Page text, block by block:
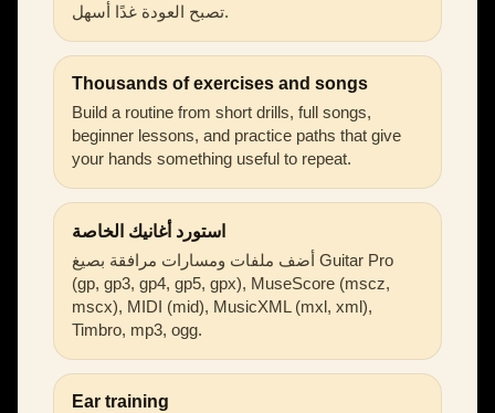
تصبح العودة غدًا أسهل.
Thousands of exercises and songs
Build a routine from short drills, full songs,
beginner lessons, and practice paths that give
your hands something useful to repeat.
استورد أغانيك الخاصة
أضف ملفات ومسارات مرافقة بصيغ Guitar Pro
(gp, gp3, gp4, gp5, gpx), MuseScore (mscz,
mscx), MIDI (mid), MusicXML (mxl, xml),
Timbro, mp3, ogg.
Ear training